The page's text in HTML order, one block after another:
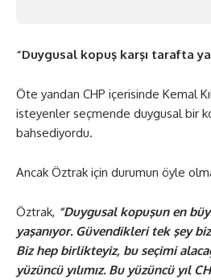
“Duygusal kopuş karşı tarafta
Öte yandan CHP içerisinde Kemal
isteyenler seçmende duygusal bir
bahsediyordu.
Ancak Öztrak için durumun öyle
Öztrak, “Duygusal kopuşun en
yaşanıyor. Güvendikleri tek şey
Biz hep birlikteyiz, bu seçimi
yüzüncü yılımız. Bu yüzüncü yıl